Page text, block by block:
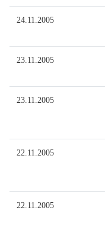
24.11.2005
23.11.2005
23.11.2005
22.11.2005
22.11.2005